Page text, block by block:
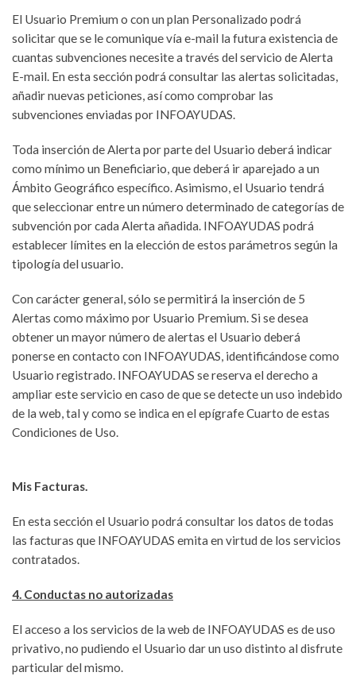
El Usuario Premium o con un plan Personalizado podrá
solicitar que se le comunique vía e-mail la futura existencia de
cuantas subvenciones necesite a través del servicio de Alerta
E-mail. En esta sección podrá consultar las alertas solicitadas,
añadir nuevas peticiones, así como comprobar las
subvenciones enviadas por INFOAYUDAS.
Toda inserción de Alerta por parte del Usuario deberá indicar
como mínimo un Beneficiario, que deberá ir aparejado a un
Ámbito Geográfico específico. Asimismo, el Usuario tendrá
que seleccionar entre un número determinado de categorías de
subvención por cada Alerta añadida. INFOAYUDAS podrá
establecer límites en la elección de estos parámetros según la
tipología del usuario.
Con carácter general, sólo se permitirá la inserción de 5
Alertas como máximo por Usuario Premium. Si se desea
obtener un mayor número de alertas el Usuario deberá
ponerse en contacto con INFOAYUDAS, identificándose como
Usuario registrado. INFOAYUDAS se reserva el derecho a
ampliar este servicio en caso de que se detecte un uso indebido
de la web, tal y como se indica en el epígrafe Cuarto de estas
Condiciones de Uso.
Mis Facturas.
En esta sección el Usuario podrá consultar los datos de todas
las facturas que INFOAYUDAS emita en virtud de los servicios
contratados.
4. Conductas no autorizadas
El acceso a los servicios de la web de INFOAYUDAS es de uso
privativo, no pudiendo el Usuario dar un uso distinto al disfrute
particular del mismo.